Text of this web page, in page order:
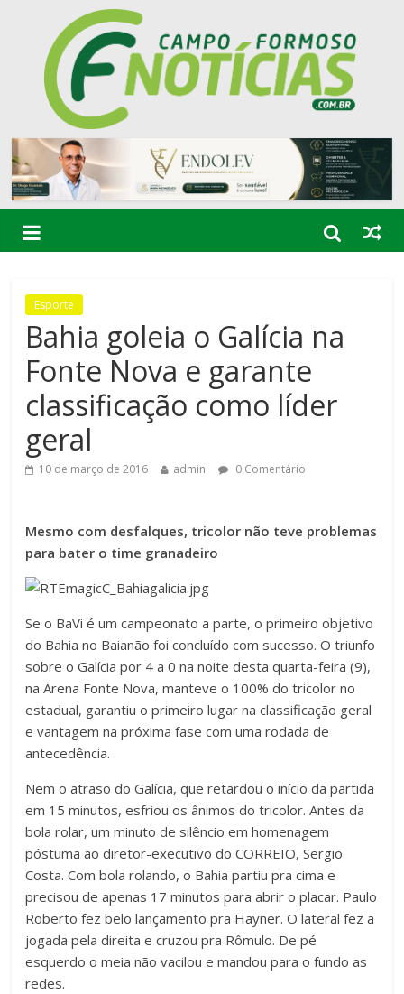
Esporte
Bahia goleia o Galícia na
Fonte Nova e garante
classificação como líder
geral
10 de março de 2016 admin 0 Comentário
Mesmo com desfalques, tricolor não teve problemas
para bater o time granadeiro
Se o BaVi é um campeonato a parte, o primeiro objetivo
do Bahia no Baianão foi concluído com sucesso. O triunfo
sobre o Galícia por 4 a 0 na noite desta quarta-feira (9),
na Arena Fonte Nova, manteve o 100% do tricolor no
estadual, garantiu o primeiro lugar na classificação geral
e vantagem na próxima fase com uma rodada de
antecedência.
Nem o atraso do Galícia, que retardou o início da partida
em 15 minutos, esfriou os ânimos do tricolor. Antes da
bola rolar, um minuto de silêncio em homenagem
póstuma ao diretor-executivo do CORREIO, Sergio
Costa. Com bola rolando, o Bahia partiu pra cima e
precisou de apenas 17 minutos para abrir o placar. Paulo
Roberto fez belo lançamento pra Hayner. O lateral fez a
jogada pela direita e cruzou pra Rômulo. De pé
esquerdo o meia não vacilou e mandou para o fundo as
redes.